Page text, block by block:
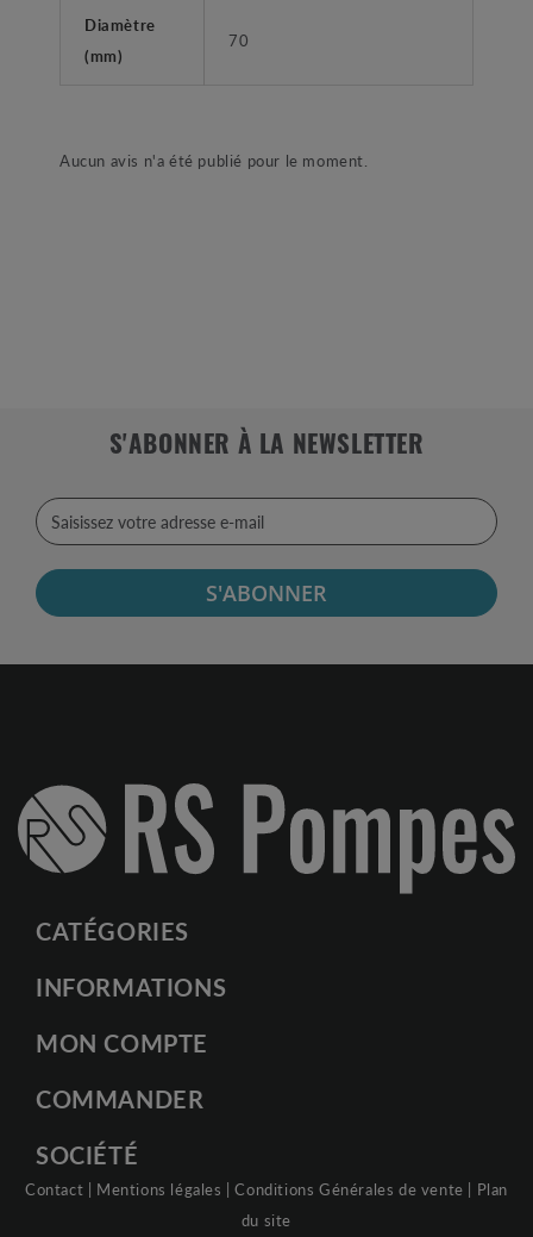
Diamètre
(mm)
70
Aucun avis n'a été publié pour le moment.
S'ABONNER À LA NEWSLETTER
S'ABONNER
CATÉGORIES
INFORMATIONS
MON COMPTE
COMMANDER
SOCIÉTÉ
Contact | Mentions légales |Conditions Générales de vente | Plan
du site